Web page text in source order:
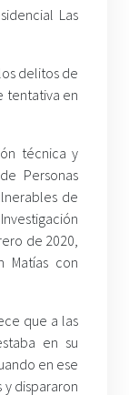
Las
delitos de
tentativa en
técnica y
Personas
de
de 2020,
Matías con
que a las
en su
en ese
dispararon